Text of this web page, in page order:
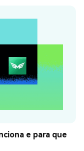
e para que